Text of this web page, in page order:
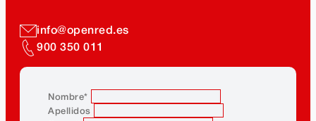
info@openred.es
900 350 011
Nombre*
Apellidos